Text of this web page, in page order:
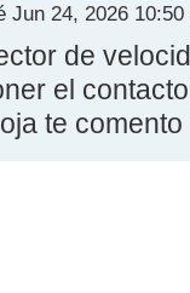
Jun 24, 2026 10:50
de
el
te comento